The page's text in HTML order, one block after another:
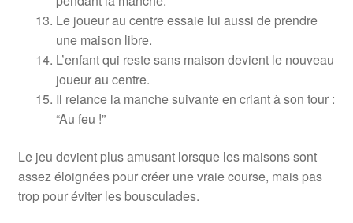
Le joueur au centre essaie lui aussi de prendre
une maison libre.
L’enfant qui reste sans maison devient le nouveau
joueur au centre.
Il relance la manche suivante en criant à son tour :
“Au feu !”
Le jeu devient plus amusant lorsque les maisons sont
assez éloignées pour créer une vraie course, mais pas
trop pour éviter les bousculades.